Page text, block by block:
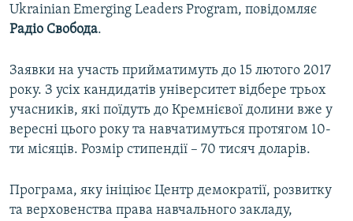
СПЕЦПРОЕКТИ
ВІДЕОУРОКИ «ELIFBE»
СВІДЧЕННЯ ОКУПАЦІЇ
УКРАЇНСЬКА ПРОБЛЕМА КРИМУ
Русский
Qırımtatar
Ukrainian Emerging Leaders Program, повідомляє
Радіо Свобода.
Заявки на участь прийматимуть до 15 лютого 2017
року. З усіх кандидатів університет відбере трьох
учасників, які поїдуть до Кремнієвої долини вже у
вересні цього року та навчатимуться протягом 10-
ти місяців. Розмір стипендії – 70 тисяч доларів.
Програма, яку ініціює Центр демократії, розвитку
та верховенства права навчального закладу,